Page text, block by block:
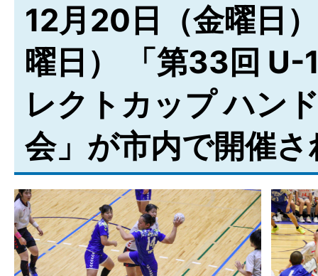
12月20日（金曜日
曜日） 「第33回 U-
レクトカップ ハン
会」が市内で開催